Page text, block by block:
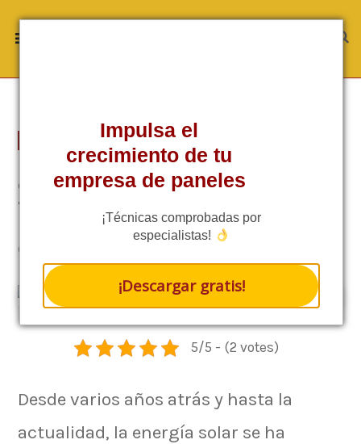
Impulsa el
crecimiento de tu
empresa de paneles
¡Técnicas comprobadas por
especialistas!
¡Descargar gratis!
¿Qué es la energía solar y cómo
funciona?
6 MINS READ 5/5 - (2 VOTES)
5/5 - (2 votes)
Desde varios años atrás y hasta la
actualidad, la energía solar se ha